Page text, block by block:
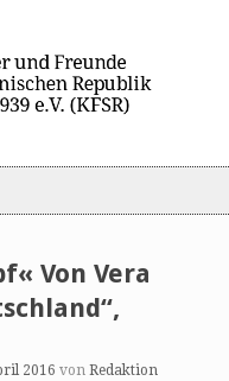
Von Vera
2016 von Redaktion